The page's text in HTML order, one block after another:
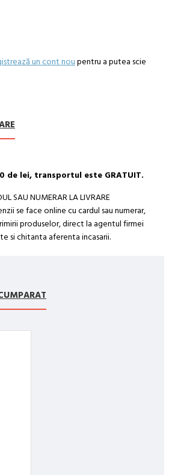
un cont noupentru a putea scie
de lei, transportul este GRATUIT.
SAU NUMERAR LA LIVRARE
se face online cu cardul sau numerar,
produselor, direct la agentul firmei
si chitanta aferenta incasarii.
va livreaza comanda în decursul a 24-
comenzii, daca aceasta a fost
ora 12:00, sambata sau duminica ne